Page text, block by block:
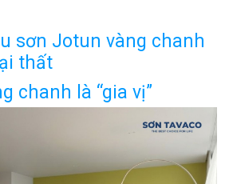
sơn Jotun vàng chanh
thất
chanh là “gia vị”